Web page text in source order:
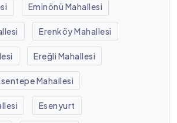
Eminönü Mahallesi
Erenköy Mahallesi
Ereğli Mahallesi
Mahallesi
Esenyurt